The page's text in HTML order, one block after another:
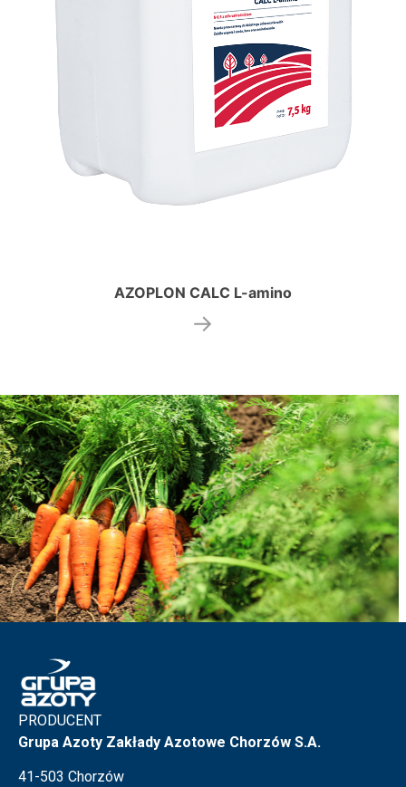
AZOPLON CALC L-amino
→
PRODUCENT
Grupa Azoty Zakłady Azotowe Chorzów S.A.
41-503 Chorzów